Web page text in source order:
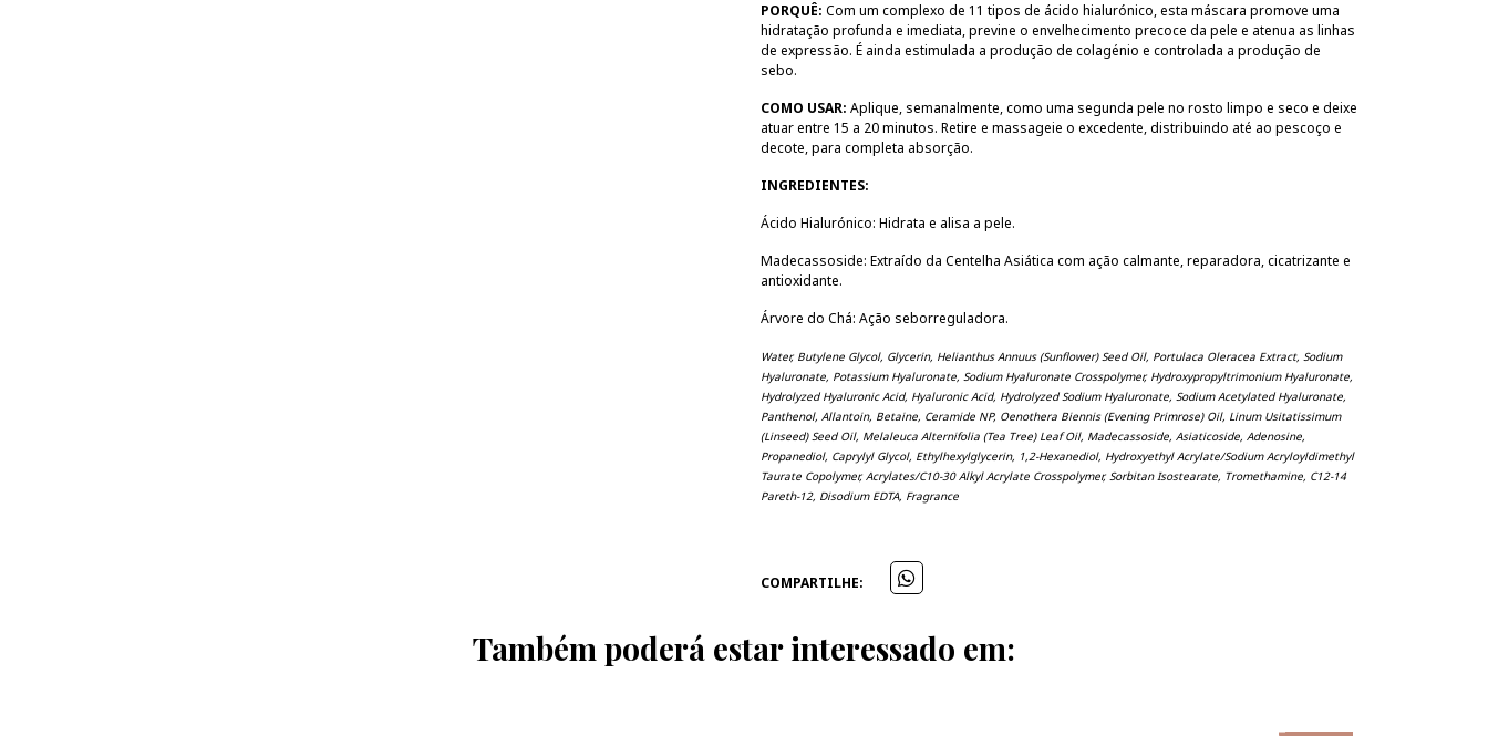
PORQUÊ: Com um complexo de 11 tipos de ácido hialurónico, esta máscara promove uma
hidratação profunda e imediata, previne o envelhecimento precoce da pele e atenua as linhas
de expressão. É ainda estimulada a produção de colagénio e controlada a produção de
sebo.
COMO USAR: Aplique, semanalmente, como uma segunda pele no rosto limpo e seco e deixe
atuar entre 15 a 20 minutos. Retire e massageie o excedente, distribuindo até ao pescoço e
decote, para completa absorção.
INGREDIENTES:
Ácido Hialurónico: Hidrata e alisa a pele.
Madecassoside: Extraído da Centelha Asiática com ação calmante, reparadora, cicatrizante e
antioxidante.
Árvore do Chá: Ação seborreguladora.
Water, Butylene Glycol, Glycerin, Helianthus Annuus (Sunflower) Seed Oil, Portulaca Oleracea Extract, Sodium
Hyaluronate, Potassium Hyaluronate, Sodium Hyaluronate Crosspolymer, Hydroxypropyltrimonium Hyaluronate,
Hydrolyzed Hyaluronic Acid, Hyaluronic Acid, Hydrolyzed Sodium Hyaluronate, Sodium Acetylated Hyaluronate,
Panthenol, Allantoin, Betaine, Ceramide NP, Oenothera Biennis (Evening Primrose) Oil, Linum Usitatissimum
(Linseed) Seed Oil, Melaleuca Alternifolia (Tea Tree) Leaf Oil, Madecassoside, Asiaticoside, Adenosine,
Propanediol, Caprylyl Glycol, Ethylhexylglycerin, 1,2-Hexanediol, Hydroxyethyl Acrylate/Sodium Acryloyldimethyl
Taurate Copolymer, Acrylates/C10-30 Alkyl Acrylate Crosspolymer, Sorbitan Isostearate, Tromethamine, C12-14
Pareth-12, Disodium EDTA, Fragrance
COMPARTILHE:
Também poderá estar interessado em: